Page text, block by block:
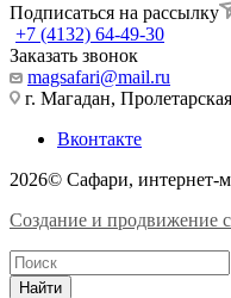
Подписаться на рассылку
+7 (4132) 64-49-30
Заказать звонок
magsafari@mail.ru
г. Магадан,
Вконтакте
2026© Сафари, интернет-
Создание и продвижение
Найти